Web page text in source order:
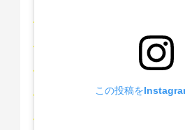
この投稿を